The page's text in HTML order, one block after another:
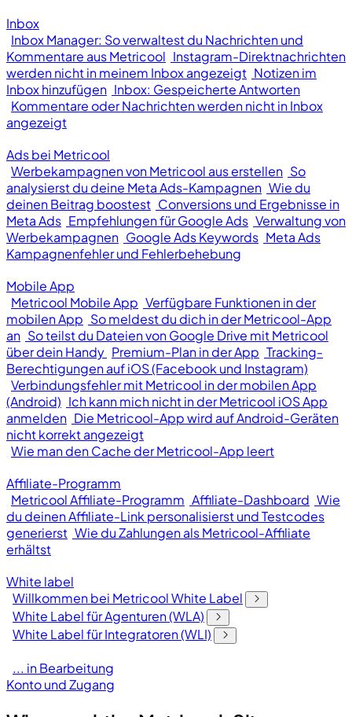
Inbox
Inbox Manager: So verwaltest du Nachrichten und
Kommentare aus Metricool Instagram-Direktnachrichten
werden nicht in meinem Inbox angezeigt Notizen im
Inbox hinzufügen Inbox: Gespeicherte Antworten
Kommentare oder Nachrichten werden nicht in Inbox
angezeigt
Ads bei Metricool
Werbekampagnen von Metricool aus erstellen So
analysierst du deine Meta Ads-Kampagnen Wie du
deinen Beitrag boostest Conversions und Ergebnisse in
Meta Ads Empfehlungen für Google Ads Verwaltung von
Werbekampagnen Google Ads Keywords Meta Ads
Kampagnenfehler und Fehlerbehebung
Mobile App
Metricool Mobile App Verfügbare Funktionen in der
mobilen App So meldest du dich in der Metricool-App
an So teilst du Dateien von Google Drive mit Metricool
über dein Handy Premium-Plan in der App Tracking-
Berechtigungen auf iOS (Facebook und Instagram)
Verbindungsfehler mit Metricool in der mobilen App
(Android) Ich kann mich nicht in der Metricool iOS App
anmelden Die Metricool-App wird auf Android-Geräten
nicht korrekt angezeigt
Wie man den Cache der Metricool-App leert
Affiliate-Programm
Metricool Affiliate-Programm Affiliate-Dashboard Wie
du deinen Affiliate-Link personalisierst und Testcodes
generierst Wie du Zahlungen als Metricool-Affiliate
erhältst
White label
Willkommen bei Metricool White Label
White Label für Agenturen (WLA)
White Label für Integratoren (WLI)
... in Bearbeitung
Konto und Zugang